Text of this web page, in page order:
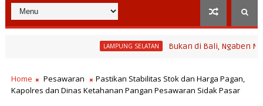
LAMPUNG SELATAN Bukan di Bali, Ngaben Massal
Home Pesawaran
Pastikan Stabilitas Stok dan Harga Pagan,
Kapolres dan Dinas Ketahanan Pangan Pesawaran Sidak Pasar